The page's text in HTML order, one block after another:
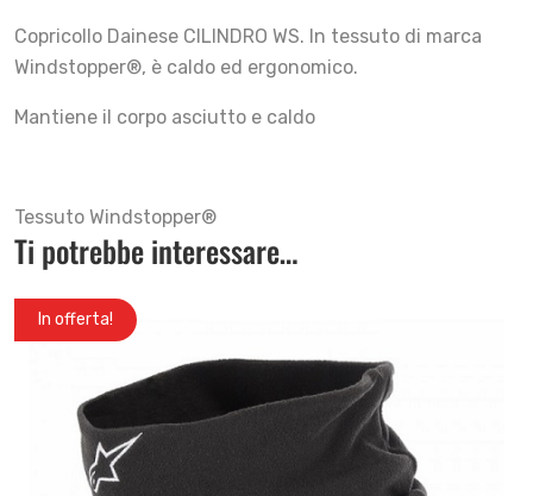
Copricollo Dainese CILINDRO WS. In tessuto di marca
Windstopper®, è caldo ed ergonomico.
Mantiene il corpo asciutto e caldo
Tessuto Windstopper®
Ti potrebbe interessare…
In offerta!